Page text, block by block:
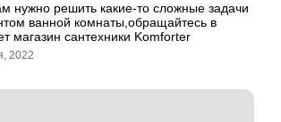
нужно решить какие-то сложные задачи
ванной комнаты,обращайтесь в
магазин сантехники Komforter
2022